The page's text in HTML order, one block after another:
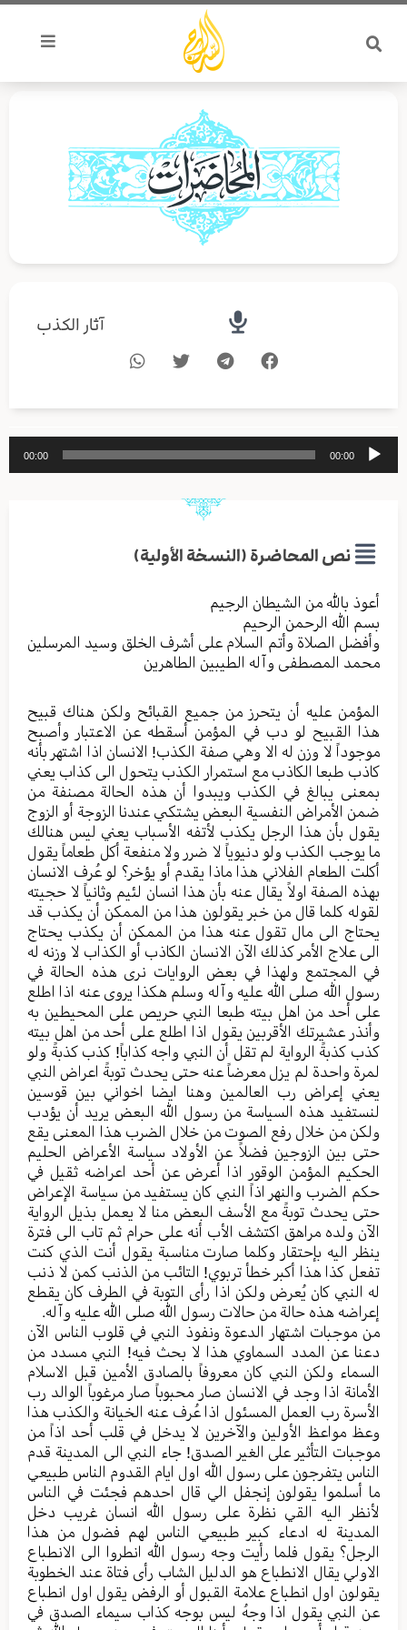
تخطي
المحتوى
آثار الكذب
مشغل
الصوت
00:00
00:00
نص المحاضرة (النسخة الأولية)
أعوذ بالله من الشیطان الرجیم
بسم الله الرحمن الرحیم
وأفضل الصلاة وأتم السلام علی أشرف الخلق وسید المرسلین
محمد المصطفی وآله الطیبین الطاهرین
المؤمن علیه أن یتحرز من جمیع القبائح ولکن هناك قبیح
هذا القبیح لو دب في المؤمن أسقطه عن الاعتبار وأصبح
موجوداً لا وزن له الا وهي صفة الکذب! الانسان اذا اشتهر بأنه
کاذب طبعا الکاذب مع استمرار الکذب یتحول الی کذاب یعني
بمعنی یبالغ في الکذب ویبدوا أن هذه الحالة مصنفة من
ضمن الأمراض النفسیة البعض یشتکي عندنا الزوجة أو الزوج
يقول بأن هذا الرجل یکذب لأتفه الأسباب یعني ليس هنالك
ما يوجب الکذب ولو دنیویاً لا ضرر ولا منفعة أکل طعاماً یقول
أكلت الطعام الفلاني هذا ماذا یقدم أو يؤخر؟ لو عُرف الانسان
بهذه الصفة اولاً یقال عنه بأن هذا انسان لئیم وثانیاً لا حجیته
لقوله کلما قال من خبر یقولون هذا من الممکن أن یکذب قد
یحتاج الی مال تقول عنه هذا من الممکن أن یکذب یحتاج
الی علاج الأمر كذلك الآن الانسان الکاذب أو الکذاب لا وزنه له
في المجتمع ولهذا في بعض الروایات نری هذه الحالة في
رسول الله صلی الله علیه وآله وسلم هکذا یروی عنه اذا اطلع
علی أحد من اهل بیته طبعا النبي حریص علی المحیطین به
وأنذر عشیرتك الأقربین یقول اذا اطلع علی أحد من اهل بیته
کذب کذبةً الروایة لم تقل أن النبي واجه کذاباً! کذب کذبةً ولو
لمرة واحدة لم یزل معرضاً عنه حتی یحدث توبةً اعراض النبي
يعني إعراض رب العالمين وهنا ایضا اخواني بین قوسین
لنستفید هذه السیاسة من رسول الله البعض یرید أن يؤدب
ولکن من خلال رفع الصوت من خلال الضرب هذا المعنی یقع
حتی بین الزوجین فضلاً عن الأولاد سیاسة الأعراض الحلیم
الحکیم المؤمن الوقور اذا أعرض عن أحد اعراضه ثقیل في
حکم الضرب والنهر اذاً النبي کان یستفید من سیاسة الإعراض
حتی یحدث توبةً مع الأسف البعض منا لا یعمل بذیل الروایة
الآن ولده مراهق اکتشف الأب أنه علی حرام ثم تاب الی فترة
ینظر الیه بإحتقار وکلما صارت مناسبة یقول أنت الذي کنت
تفعل کذا هذا أكبر خطأ تربوي! التائب من الذنب کمن لا ذنب
له النبي كان یُعرض ولکن اذا رأى التوبة في الطرف کان یقطع
إعراضه هذه حالة من حالات رسول الله صلی الله علیه وآله.
من موجبات اشتهار الدعوة ونفوذ النبي في قلوب الناس الآن
دعنا عن المدد السماوي هذا لا بحث فیه! النبي مسدد من
السماء ولکن النبي کان معروفاً بالصادق الأمين قبل الاسلام
الأمانة اذا وجد في الانسان صار محبوباً صار مرغوباً الوالد رب
الأسرة رب العمل المسئول اذا عُرف عنه الخیانة والکذب هذا
وعظ مواعظ الأولین والآخرین لا یدخل في قلب أحد اذاً من
موجبات التأثير على الغير الصدق! جاء النبي الى المدینة قدم
الناس یتفرجون علی رسول الله اول ایام القدوم الناس طبیعي
ما أسلموا يقولون إنجفل الي قال احدهم فجئت في الناس
لأنظر الیه القي نظرة علی رسول الله انسان غریب دخل
المدینة له ادعاء کبیر طبیعي الناس لهم فضول من هذا
الرجل؟ یقول فلما رأيت وجه رسول الله انطروا الی الانطباع
الاولي یقال الانطباع هو الدلیل الشاب رأى فتاة عند الخطوبة
یقولون اول انطباع علامة القبول أو الرفض یقول اول انطباع
عن النبي یقول اذا وجهُ لیس بوجه کذاب سیماء الصدق في